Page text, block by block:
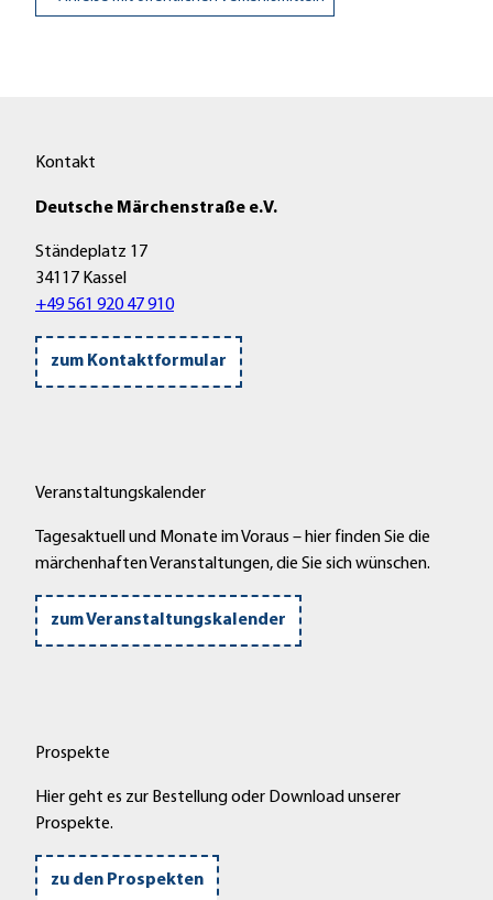
Kontakt
Deutsche Märchenstraße e.V.
Ständeplatz 17
34117 Kassel
+49 561 920 47 910
zum Kontaktformular
Veranstaltungskalender
Tagesaktuell und Monate im Voraus – hier finden Sie die
märchenhaften Veranstaltungen, die Sie sich wünschen.
zum Veranstaltungskalender
Prospekte
Hier geht es zur Bestellung oder Download unserer
Prospekte.
zu den Prospekten